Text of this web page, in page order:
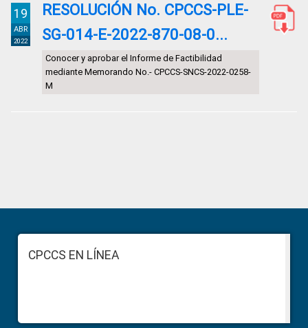
19
ABR
2022
RESOLUCIÓN No. CPCCS-PLE-
SG-014-E-2022-870-08-0...
Conocer y aprobar el Informe de Factibilidad
mediante Memorando No.- CPCCS-SNCS-2022-0258-
M
Sidebar
FooterCPCCS EN LÍNEA